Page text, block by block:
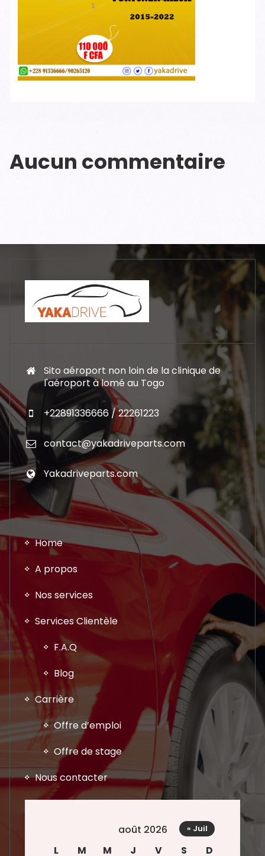
Aucun commentaire
Sito aéroport non loin de la clinique de
l'aéroport à lomé au Togo
+22891336666 / 22261223
contact@yakadriveparts.com
Yakadriveparts.com
Home
A propos
Nos services
Services Clientèle
F.A.Q
Blog
Carrière
Offre d’emploi
Offre de stage
Nous contacter
août 2026
L
M M J V S D
« Juil